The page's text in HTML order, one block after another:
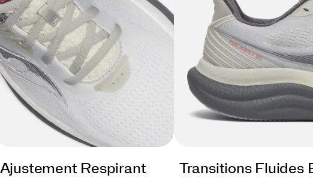
Ajustement Respirant
Transitions Fluides